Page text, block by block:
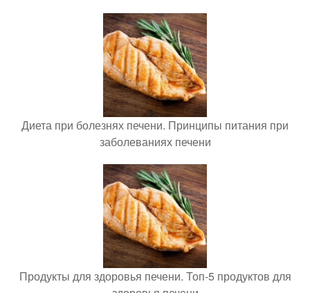
Диета при болезнях печени. Принципы питания при
заболеваниях печени
Продукты для здоровья печени. Топ-5 продуктов для